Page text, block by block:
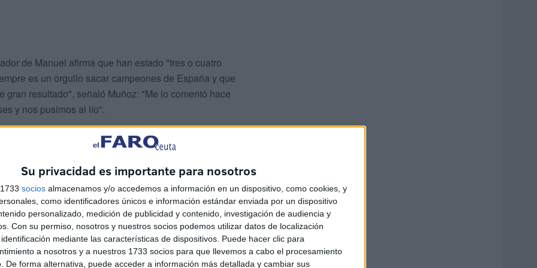
Su privacidad es importante para nosotros
socios almacenamos y/o accedemos a información en un dispositivo, como cookies, y
como identificadores únicos e información estándar enviada por un dispositivo
personalizado, medición de publicidad y contenido, investigación de audiencia y
Con su permiso, nosotros y nuestros socios podemos utilizar datos de localización
mediante las características de dispositivos. Puede hacer clic para
a nosotros y a nuestros 1733 socios para que llevemos a cabo el procesamiento
De forma alternativa, puede acceder a información más detallada y cambiar sus
de Manuel afirma que han estado "tres o cuatro
es un orgullo sacar campeones de España y que
gran resultado", señaló Muñoz: "Me lo comentó hace
y nos pusimos al lío".
que va desde los 40 a 45 años en esta modalidad
ser campeón de España.
. El judo se desglosa en dos modalidades, la lucha